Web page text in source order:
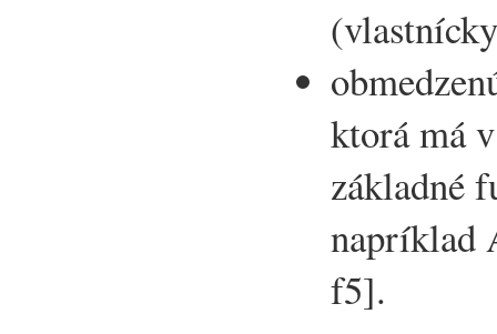
ktorá má
základné
napríklad
f5].